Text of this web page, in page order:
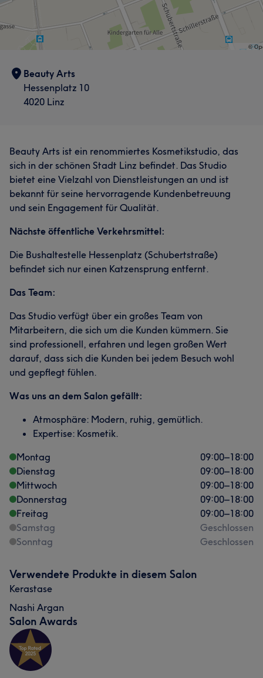
Beauty Arts
Hessenplatz 10
4020 Linz
Beauty Arts ist ein renommiertes Kosmetikstudio, das
sich in der schönen Stadt Linz befindet. Das Studio
bietet eine Vielzahl von Dienstleistungen an und ist
bekannt für seine hervorragende Kundenbetreuung
und sein Engagement für Qualität.
Nächste öffentliche Verkehrsmittel:
Die Bushaltestelle Hessenplatz (Schubertstraße)
befindet sich nur einen Katzensprung entfernt.
Das Team:
Das Studio verfügt über ein großes Team von
Mitarbeitern, die sich um die Kunden kümmern. Sie
sind professionell, erfahren und legen großen Wert
darauf, dass sich die Kunden bei jedem Besuch wohl
und gepflegt fühlen.
Was uns an dem Salon gefällt:
Atmosphäre: Modern, ruhig, gemütlich.
Expertise: Kosmetik.
Montag
09:00–18:00
Dienstag
09:00–18:00
Mittwoch
09:00–18:00
Donnerstag
09:00–18:00
Freitag
09:00–18:00
Samstag
Geschlossen
Sonntag
Geschlossen
Verwendete Produkte in diesem Salon
Kerastase
Nashi Argan
Salon Awards